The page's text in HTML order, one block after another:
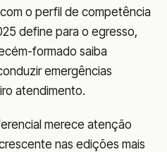
o perfil de competência
define para o egresso,
formado saiba
emergências
atendimento.
merece atenção
nas edições mais